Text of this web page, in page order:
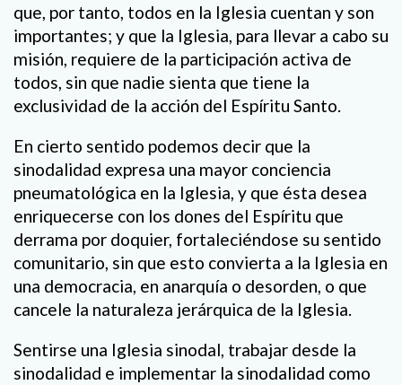
que, por tanto, todos en la Iglesia cuentan y son
importantes; y que la Iglesia, para llevar a cabo su
misión, requiere de la participación activa de
todos, sin que nadie sienta que tiene la
exclusividad de la acción del Espíritu Santo.
En cierto sentido podemos decir que la
sinodalidad expresa una mayor conciencia
pneumatológica en la Iglesia, y que ésta desea
enriquecerse con los dones del Espíritu que
derrama por doquier, fortaleciéndose su sentido
comunitario, sin que esto convierta a la Iglesia en
una democracia, en anarquía o desorden, o que
cancele la naturaleza jerárquica de la Iglesia.
Sentirse una Iglesia sinodal, trabajar desde la
sinodalidad e implementar la sinodalidad como